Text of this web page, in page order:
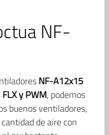
NF-
NF-A12x15
FLX y PWM, podemos
buenos ventiladores,
de aire con